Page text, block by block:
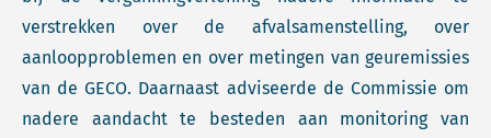
verstrekken over de afvalsamenstelling, over
aanloopproblemen en over metingen van geuremissies
van de GECO. Daarnaast adviseerde de Commissie om
nadere aandacht te besteden aan monitoring van